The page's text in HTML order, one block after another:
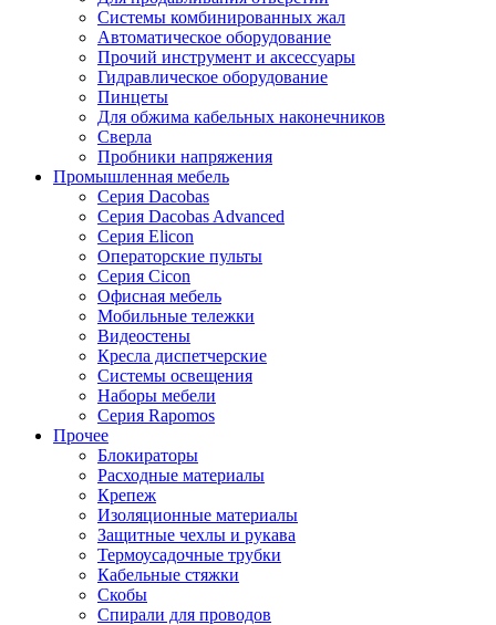
Системы комбинированных жал
Автоматическое оборудование
Прочий инструмент и аксессуары
Гидравлическое оборудование
Пинцеты
Для обжима кабельных наконечников
Сверла
Пробники напряжения
Промышленная мебель
Серия Dacobas
Серия Dacobas Advanced
Серия Elicon
Операторские пульты
Серия Cicon
Офисная мебель
Мобильные тележки
Видеостены
Кресла диспетчерские
Системы освещения
Наборы мебели
Серия Rapomos
Прочее
Блокираторы
Расходные материалы
Крепеж
Изоляционные материалы
Защитные чехлы и рукава
Термоусадочные трубки
Кабельные стяжки
Скобы
Спирали для проводов